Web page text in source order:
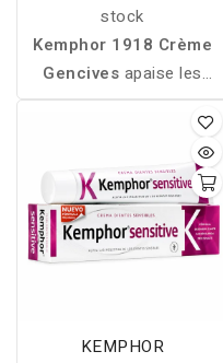
stock
Kemphor 1918 Crème
Gencives apaise les
gencives sensibles, réduit
renforce leur santé pour
un confort bucco-
dentaire optimal au
quotidien.
KEMPHOR